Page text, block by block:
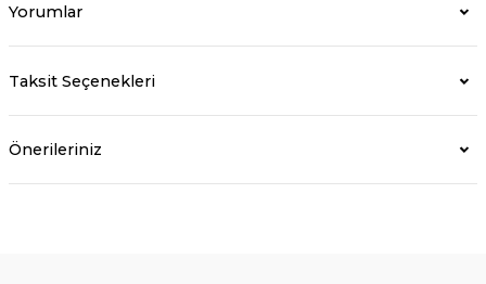
Yorumlar
Taksit Seçenekleri
Önerileriniz